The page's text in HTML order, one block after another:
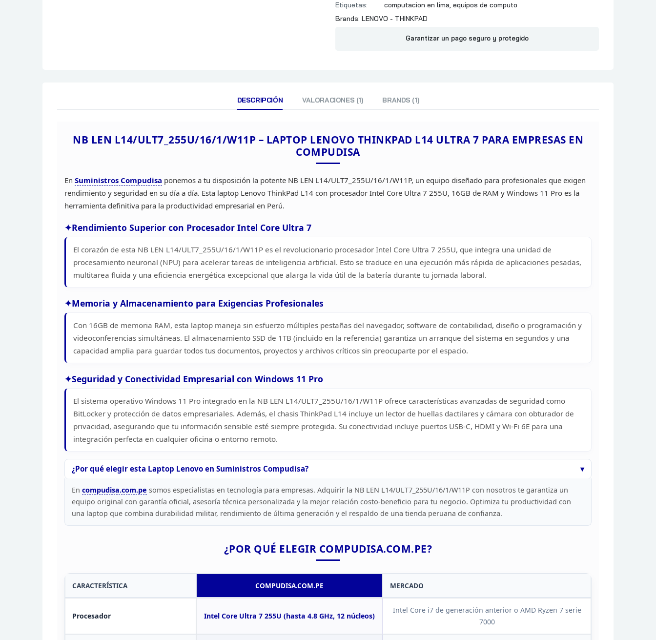
Etiquetas:
computacion en lima, equipos de computo
Brands: LENOVO - THINKPAD
Garantizar un pago seguro y protegido
DESCRIPCIÓN VALORACIONES (1) BRANDS (1)
NB LEN L14/ULT7_255U/16/1/W11P – LAPTOP LENOVO THINKPAD L14 ULTRA 7 PARA EMPRESAS EN
COMPUDISA
En Suministros Compudisa ponemos a tu disposición la potente NB LEN L14/ULT7_255U/16/1/W11P, un equipo diseñado para profesionales que exigen
rendimiento y seguridad en su día a día. Esta laptop Lenovo ThinkPad L14 con procesador Intel Core Ultra 7 255U, 16GB de RAM y Windows 11 Pro es la
herramienta definitiva para la productividad empresarial en Perú.
Rendimiento Superior con Procesador Intel Core Ultra 7
El corazón de esta NB LEN L14/ULT7_255U/16/1/W11P es el revolucionario procesador Intel Core Ultra 7 255U, que integra una unidad de
procesamiento neuronal (NPU) para acelerar tareas de inteligencia artificial. Esto se traduce en una ejecución más rápida de aplicaciones pesadas,
multitarea fluida y una eficiencia energética excepcional que alarga la vida útil de la batería durante tu jornada laboral.
Memoria y Almacenamiento para Exigencias Profesionales
Con 16GB de memoria RAM, esta laptop maneja sin esfuerzo múltiples pestañas del navegador, software de contabilidad, diseño o programación y
videoconferencias simultáneas. El almacenamiento SSD de 1TB (incluido en la referencia) garantiza un arranque del sistema en segundos y una
capacidad amplia para guardar todos tus documentos, proyectos y archivos críticos sin preocuparte por el espacio.
Seguridad y Conectividad Empresarial con Windows 11 Pro
El sistema operativo Windows 11 Pro integrado en la NB LEN L14/ULT7_255U/16/1/W11P ofrece características avanzadas de seguridad como
BitLocker y protección de datos empresariales. Además, el chasis ThinkPad L14 incluye un lector de huellas dactilares y cámara con obturador de
privacidad, asegurando que tu información sensible esté siempre protegida. Su conectividad incluye puertos USB-C, HDMI y Wi-Fi 6E para una
integración perfecta en cualquier oficina o entorno remoto.
¿Por qué elegir esta Laptop Lenovo en Suministros Compudisa?
En compudisa.com.pe somos especialistas en tecnología para empresas. Adquirir la NB LEN L14/ULT7_255U/16/1/W11P con nosotros te garantiza un
equipo original con garantía oficial, asesoría técnica personalizada y la mejor relación costo-beneficio para tu negocio. Optimiza tu productividad con
una laptop que combina durabilidad militar, rendimiento de última generación y el respaldo de una tienda peruana de confianza.
¿POR QUÉ ELEGIR COMPUDISA.COM.PE?
CARACTERÍSTICA COMPUDISA.COM.PE MERCADO
Procesador Intel Core Ultra 7 255U (hasta 4.8 GHz, 12 núcleos)
Intel Core i7 de generación anterior o AMD Ryzen 7 serie
7000